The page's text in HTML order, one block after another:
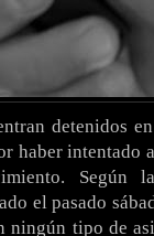
detenidos
haber intentado
Según
el pasado
ningún tipo de